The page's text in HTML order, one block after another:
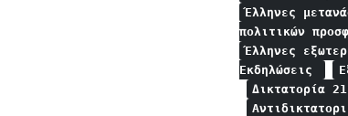
Έλληνες
πολιτικών
Έλληνες
Εκδηλώσεις
Δικτατορία